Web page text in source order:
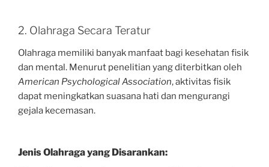
2. Olahraga Secara Teratur
Olahraga memiliki banyak manfaat bagi kesehatan fisik
dan mental. Menurut penelitian yang diterbitkan oleh
American Psychological Association, aktivitas fisik
dapat meningkatkan suasana hati dan mengurangi
gejala kecemasan.
Jenis Olahraga yang Disarankan: